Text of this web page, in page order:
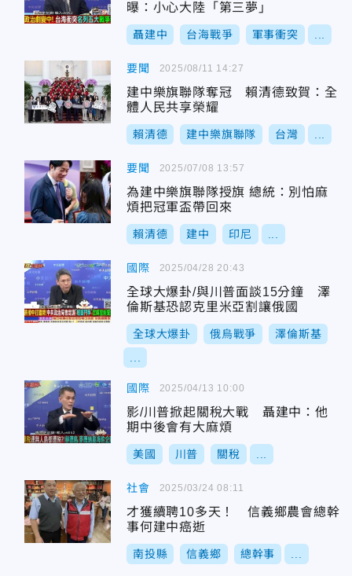
曝：小心大陸「第三夢」
聶建中 台海戰爭 軍事衝突
要聞
建中樂旗聯隊奪冠 賴清德致賀：全
體人民共享榮耀
賴清德 建中樂旗聯隊 台灣
2025/08/11 14:27
要聞
為建中樂旗聯隊授旗 總統：別怕麻
煩把冠軍盃帶回來
賴清德 建中 印尼
2025/07/08 13:57
國際
全球大爆卦/與川普面談15分鐘 澤
倫斯基恐認克里米亞割讓俄國
全球大爆卦 俄烏戰爭 澤倫斯基
2025/04/28 20:43
國際
影/川普掀起關稅大戰 聶建中：他
期中後會有大麻煩
美國 川普 關稅
2025/04/13 10:00
社會
才獲續聘10多天！ 信義鄉農會總幹
事何建中癌逝
南投縣 信義鄉 總幹事
2025/03/24 08:11